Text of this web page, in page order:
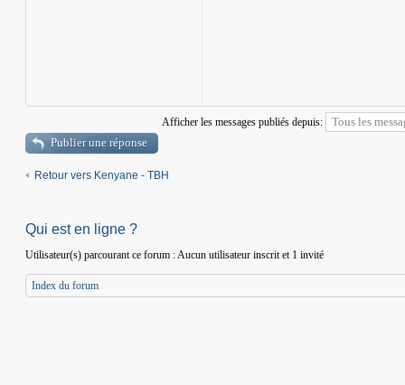
Afficher les messages publiés depuis:
Publier une réponse
Retour vers Kenyane - TBH
Qui est en ligne ?
Utilisateur(s) parcourant ce forum : Aucun utilisateur inscrit et 1 invité
Index du forum